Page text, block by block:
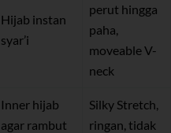
Hijab instan
syar’i
perut hingga
paha,
moveable V-
neck
Inner hijab
agar rambut
Silky Stretch,
ringan, tidak